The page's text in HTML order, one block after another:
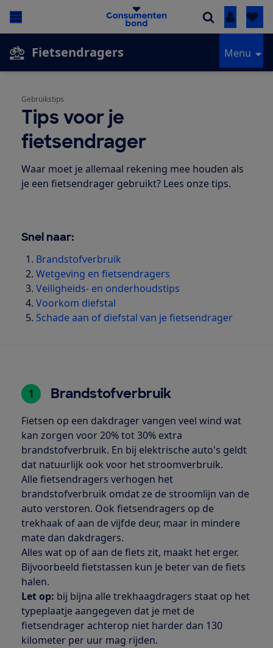
Inloggen
Fietsendragers Menu
Gebruikstips
Tips voor je
fietsendrager
Waar moet je allemaal rekening mee houden als
je een fietsendrager gebruikt? Lees onze tips.
Snel naar:
Brandstofverbruik
Wetgeving en fietsendragers
Veiligheids- en onderhoudstips
Voorkom diefstal
Schade aan of diefstal van je fietsendrager
1 Brandstofverbruik
Fietsen op een dakdrager vangen veel wind wat
kan zorgen voor 20% tot 30% extra
brandstofverbruik. En bij elektrische auto's geldt
dat natuurlijk ook voor het stroomverbruik.
Alle fietsendragers verhogen het
brandstofverbruik omdat ze de stroomlijn van de
auto verstoren. Ook fietsendragers op de
trekhaak of aan de vijfde deur, maar in mindere
mate dan dakdragers.
Alles wat op of aan de fiets zit, maakt het erger.
Bijvoorbeeld fietstassen kun je beter van de fiets
halen.
Let op: bij bijna alle trekhaagdragers staat op het
typeplaatje aangegeven dat je met de
fietsendrager achterop niet harder dan 130
kilometer per uur mag rijden.